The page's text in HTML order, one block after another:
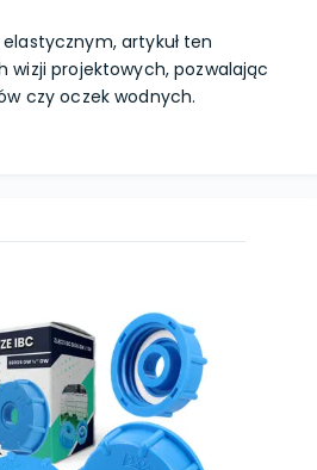
artykuł ten
projektowych, pozwalając
czy oczek wodnych.